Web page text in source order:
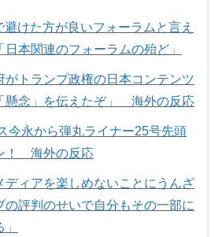
けた方が良いフォーラムと言え
本関連のフォーラムの殆ど」
がトランプ政権の日本コンテンツ
懸念」を伝えたぞ」 海外の反応
今永から弾丸ライナー25号先頭
！ 海外の反応
ディアを楽しめないことにうんざ
の評判のせいで自分もその一部に